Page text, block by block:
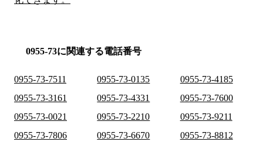
0955-73に関連する電話番号
0955-73-7511 0955-73-0135
0955-73-4185
0955-73-3161
0955-73-4331
0955-73-7600
0955-73-0021
0955-73-2210
0955-73-9211
0955-73-7806
0955-73-6670
0955-73-8812